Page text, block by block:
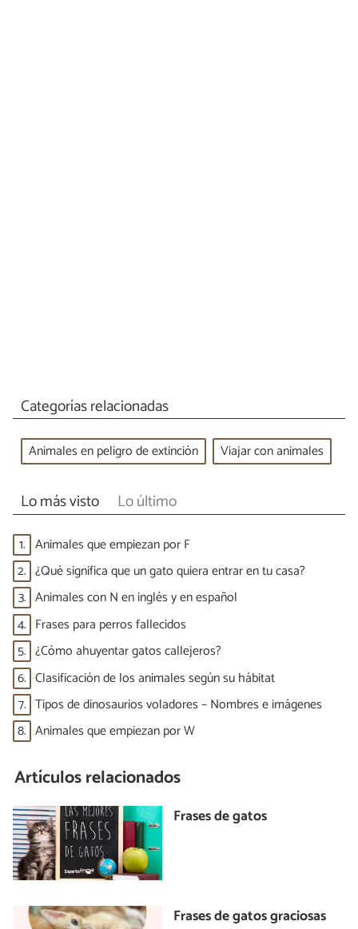
Categorías relacionadas
Animales en peligro de extinción Viajar con animales
Lo más visto Lo último
1. Animales que empiezan por F
2. ¿Qué significa que un gato quiera entrar en tu casa?
3. Animales con N en inglés y en español
4. Frases para perros fallecidos
5. ¿Cómo ahuyentar gatos callejeros?
6. Clasificación de los animales según su hábitat
7. Tipos de dinosaurios voladores – Nombres e imágenes
8. Animales que empiezan por W
Artículos relacionados
Frases de gatos
Frases de gatos graciosas